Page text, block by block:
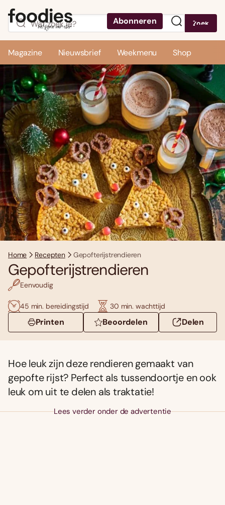
Abonneren Zoek
Magazine Nieuwsbrief Weekmenu Shop
Home Recepten Gepofterijstrendieren
Gepofterijstrendieren
Eenvoudig
45 min. bereidingstijd 30 min. wachttijd
Printen Beoordelen Delen
Hoe leuk zijn deze rendieren gemaakt van
gepofte rijst? Perfect als tussendoortje en ook
leuk om uit te delen als traktatie!
Lees verder onder de advertentie